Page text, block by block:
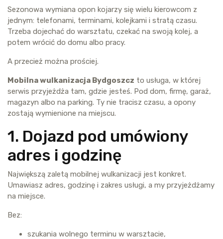
Sezonowa wymiana opon kojarzy się wielu kierowcom z
jednym: telefonami, terminami, kolejkami i stratą czasu.
Trzeba dojechać do warsztatu, czekać na swoją kolej, a
potem wrócić do domu albo pracy.
A przecież można prościej.
Mobilna wulkanizacja Bydgoszcz to usługa, w której
serwis przyjeżdża tam, gdzie jesteś. Pod dom, firmę, garaż,
magazyn albo na parking. Ty nie tracisz czasu, a opony
zostają wymienione na miejscu.
1. Dojazd pod umówiony
adres i godzinę
Największą zaletą mobilnej wulkanizacji jest konkret.
Umawiasz adres, godzinę i zakres usługi, a my przyjeżdżamy
na miejsce.
Bez:
szukania wolnego terminu w warsztacie,